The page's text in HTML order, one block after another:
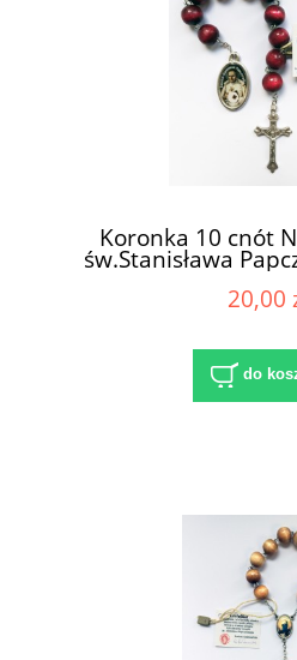
Koronka 10 cnót
św.Stanisława
20,00
do